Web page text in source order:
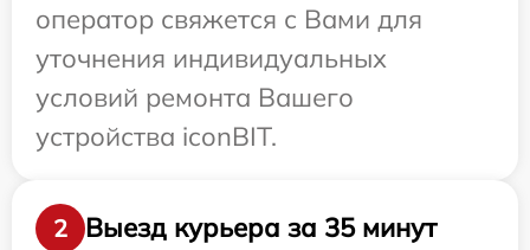
оператор свяжется с Вами для
уточнения индивидуальных
условий ремонта Вашего
устройства iconBIT.
2
Выезд курьера за 35 минут